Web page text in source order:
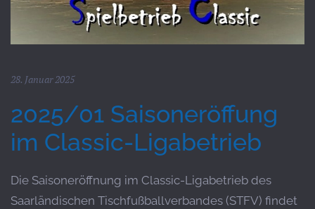
28. Januar 2025
2025/01 Saisoneröffung
im Classic-Ligabetrieb
Die Saisoneröffnung im Classic-Ligabetrieb des
Saarländischen Tischfußballverbandes (STFV) findet